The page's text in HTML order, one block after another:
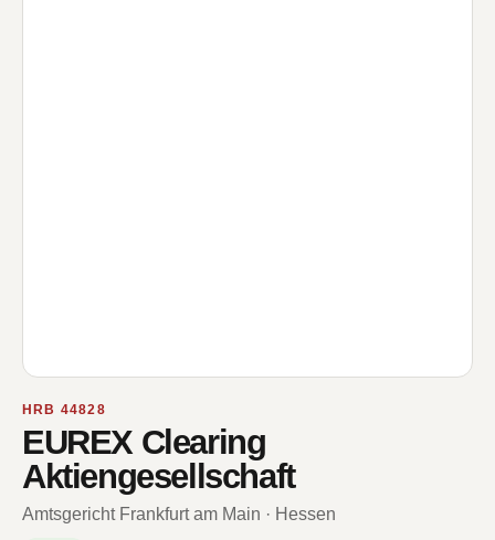
HRB 44828
EUREX Clearing
Aktiengesellschaft
Amtsgericht Frankfurt am Main · Hessen